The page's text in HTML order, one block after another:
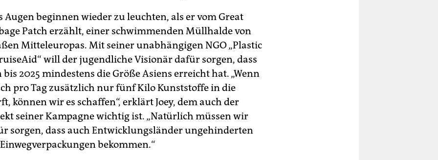
Augen beginnen wieder zu leuchten, als er vom Great
Patch erzählt, einer schwimmenden Müllhalde von
Mitteleuropas. Mit seiner unabhängigen NGO „Plastic
will der jugendliche Visionär dafür sorgen, dass
2025 mindestens die Größe Asiens erreicht hat. „Wenn
pro Tag zusätzlich nur fünf Kilo Kunststoffe in die
können wir es schaffen“, erklärt Joey, dem auch der
seiner Kampagne wichtig ist. „Natürlich müssen wir
sorgen, dass auch Entwicklungsländer ungehinderten
bekommen.“